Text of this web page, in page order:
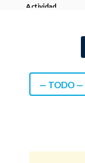
Actividad
— TODO —